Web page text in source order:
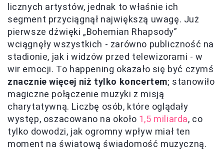
licznych artystów, jednak to właśnie ich
segment przyciągnął największą uwagę. Już
pierwsze dźwięki „Bohemian Rhapsody”
wciągnęły wszystkich - zarówno publiczność na
stadionie, jak i widzów przed telewizorami - w
wir emocji. To happening okazało się być czymś
znacznie więcej niż tylko koncertem; stanowiło
magiczne połączenie muzyki z misją
charytatywną. Liczbę osób, które oglądały
występ, oszacowano na około 1,5 miliarda, co
tylko dowodzi, jak ogromny wpływ miał ten
moment na światową świadomość muzyczną.